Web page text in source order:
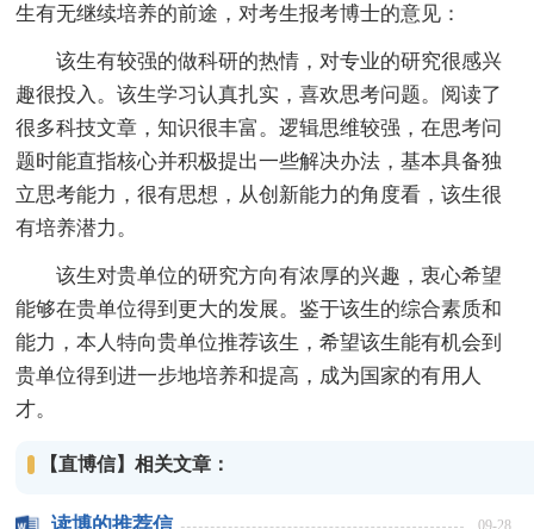
生有无继续培养的前途，对考生报考博士的意见：
该生有较强的做科研的热情，对专业的研究很感兴
趣很投入。该生学习认真扎实，喜欢思考问题。阅读了
很多科技文章，知识很丰富。逻辑思维较强，在思考问
题时能直指核心并积极提出一些解决办法，基本具备独
立思考能力，很有思想，从创新能力的角度看，该生很
有培养潜力。
该生对贵单位的研究方向有浓厚的兴趣，衷心希望
能够在贵单位得到更大的发展。鉴于该生的综合素质和
能力，本人特向贵单位推荐该生，希望该生能有机会到
贵单位得到进一步地培养和提高，成为国家的有用人
才。
【直博信】相关文章：
读博的推荐信 09-28